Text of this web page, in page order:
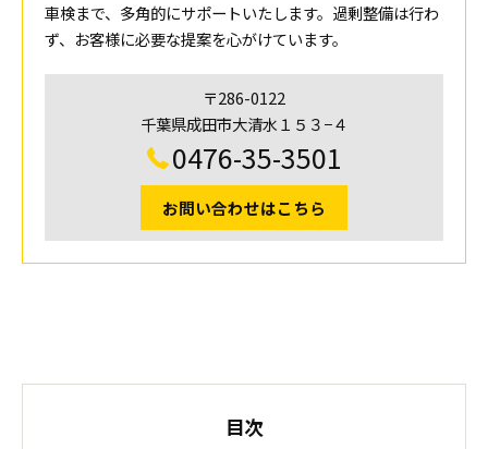
車検まで、多角的にサポートいたします。過剰整備は行わ
ず、お客様に必要な提案を心がけています。
〒286-0122
千葉県成田市大清水１５３−４
0476-35-3501
お問い合わせはこちら
目次